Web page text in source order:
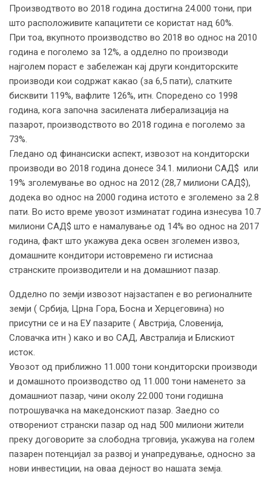
Производтвото во 2018 година достигна 24.000 тони, при
што расположивите капацитети се користат над 60%.
При тоа, вкупното производство во 2018 во однос на 2010
година е поголемо за 12%, а одделно по производи
најголем пораст е забележан кај други кондиторските
производи кои содржат какао (за 6,5 пати), слатките
бисквити 119%, вафлите 126%, итн. Споредено со 1998
година, кога започна засилената либерализација на
пазарот, производството во 2018 година е поголемо за
73%.
Гледано од финансиски аспект, извозoт на кондиторски
производи во 2018 година донесе 34.1. милиони САД$ или
19% зголемување во однос на 2012 (28,7 милиони САД$),
додека во однос на 2000 година истото е зголемено за 2.8
пати. Во исто време увозот изминатат година изнесува 10.7
милиони САД$ што е намалување од 14% во однос на 2017
година, факт што укажува дека освен зголемен извоз,
домашните кондитори истовремено ги истиснаа
странските производители и на домашниот пазар.
Одделно по земји извозот најзастапен е во регионалните
земји ( Србија, Црна Гора, Босна и Херцеговина) но
присутни се и на ЕУ пазарите ( Австрија, Словенија,
Словачка итн ) како и во САД, Австралија и Блискиот
исток.
Увозот од приближно 11.000 тони кондиторски производи
и домашното производство од 11.000 тони наменето за
домашниот пазар, чини околу 22.000 тони годишна
потрошувачка на македонскиот пазар. Заедно со
отворениот странски пазар од над 500 милиони жители
преку договорите за слободна трговија, укажува на голем
пазарен потенцијал за развој и унапредување, односно за
нови инвестиции, на оваа дејност во нашата земја.